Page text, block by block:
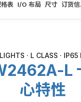
表 I/O 布局 尺寸 订货
· L CLASS ·
L
心特性